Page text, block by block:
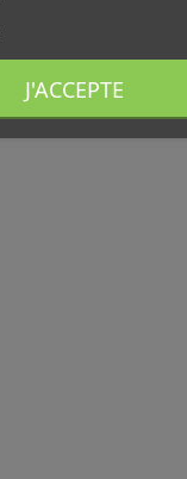
J'ACCEPTE